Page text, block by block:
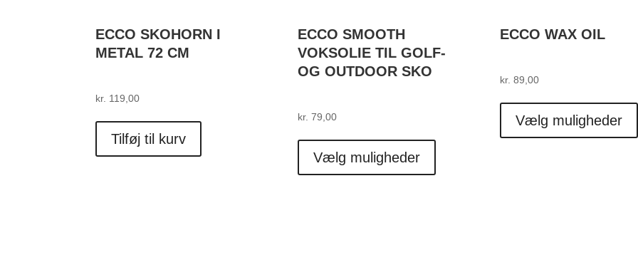
ECCO SKOHORN I
METAL 72 CM
kr. 119,00
Tilføj til kurv
ECCO SMOOTH
VOKSOLIE TIL GOLF-
OG OUTDOOR SKO
kr. 79,00
Vælg muligheder
ECCO WAX OIL
kr. 89,00
Vælg muligheder